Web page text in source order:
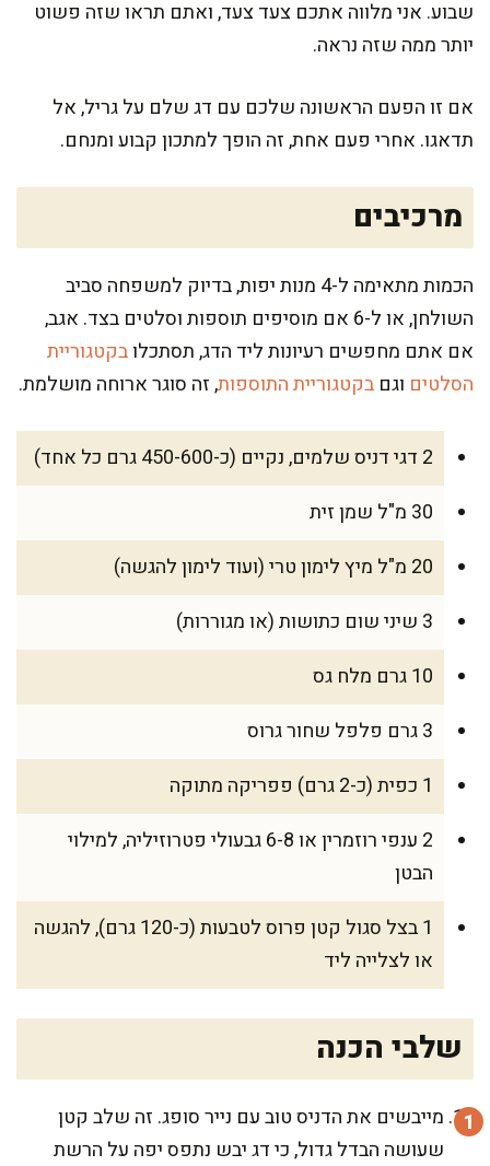
שבוע. אני מלווה אתכם צעד צעד, ואתם תראו שזה פשוט
יותר ממה שזה נראה.
אם זו הפעם הראשונה שלכם עם דג שלם על גריל, אל
תדאגו. אחרי פעם אחת, זה הופך למתכון קבוע ומנחם.
מרכיבים
הכמות מתאימה ל-4 מנות יפות, בדיוק למשפחה סביב
השולחן, או ל-6 אם מוסיפים תוספות וסלטים בצד. אגב,
אם אתם מחפשים רעיונות ליד הדג, תסתכלובקטגוריית
הסלטים וגם בקטגוריית התוספות, זה סוגר ארוחה מושלמת.
2 דגי דניס שלמים, נקיים (כ-450-600 גרם כל אחד)
30 מ"ל שמן זית
20 מ"ל מיץ לימון טרי (ועוד לימון להגשה)
3 שיני שום כתושות (או מגוררות)
10 גרם מלח גס
3 גרם פלפל שחור גרוס
1 כפית (כ-2 גרם) פפריקה מתוקה
2 ענפי רוזמרין או 6-8 גבעולי פטרוזיליה, למילוי
הבטן
1 בצל סגול קטן פרוס לטבעות (כ-120 גרם), להגשה
או לצלייה ליד
שלבי הכנה
מייבשים את הדניס טוב עם נייר סופג. זה שלב קטן
שעושה הבדל גדול, כי דג יבש נתפס יפה על הרשת